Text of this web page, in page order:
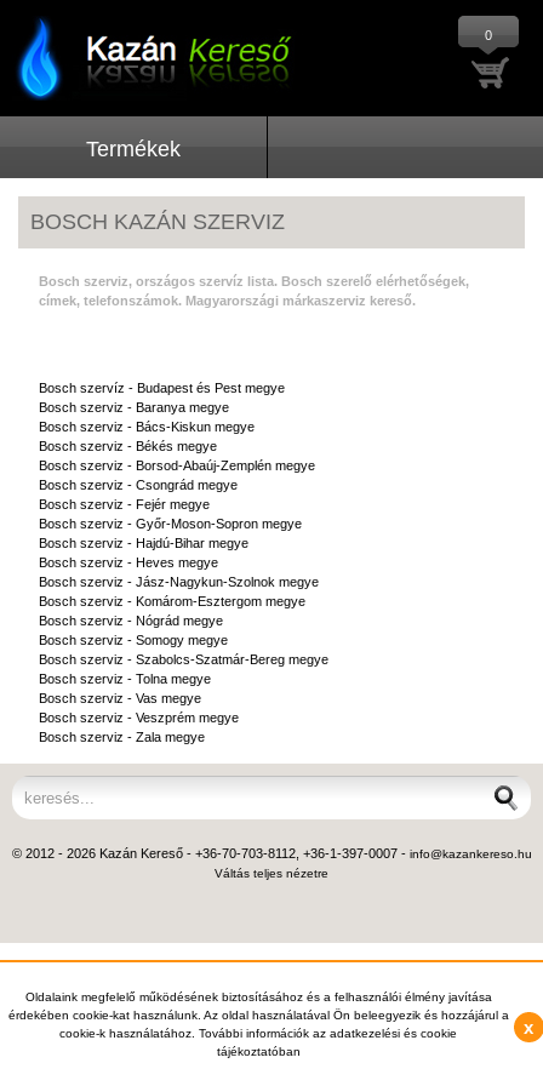
Oldalaink megfelelő működésének biztosításához és a felhasználói élmény javítása
érdekében cookie-kat használunk. Az oldal használatával Ön beleegyezik és hozzájárul a
cookie-k használatához. További információk az adatkezelési és cookie
tájékoztatóban
x
0
Termékek
BOSCH KAZÁN SZERVIZ
Bosch szerviz, országos szervíz lista. Bosch szerelő elérhetőségek,
címek, telefonszámok. Magyarországi márkaszerviz kereső.
Bosch szervíz - Budapest és Pest megye
Bosch szerviz - Baranya megye
Bosch szerviz - Bács-Kiskun megye
Bosch szerviz - Békés megye
Bosch szerviz - Borsod-Abaúj-Zemplén megye
Bosch szerviz - Csongrád megye
Bosch szerviz - Fejér megye
Bosch szerviz - Győr-Moson-Sopron megye
Bosch szerviz - Hajdú-Bihar megye
Bosch szerviz - Heves megye
Bosch szerviz - Jász-Nagykun-Szolnok megye
Bosch szerviz - Komárom-Esztergom megye
Bosch szerviz - Nógrád megye
Bosch szerviz - Somogy megye
Bosch szerviz - Szabolcs-Szatmár-Bereg megye
Bosch szerviz - Tolna megye
Bosch szerviz - Vas megye
Bosch szerviz - Veszprém megye
Bosch szerviz - Zala megye
© 2012 - 2026 Kazán Kereső - +36-70-703-8112, +36-1-397-0007 - info@kazankereso.hu
Váltás teljes nézetre